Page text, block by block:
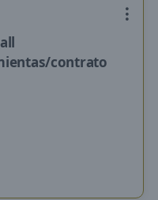
contrato